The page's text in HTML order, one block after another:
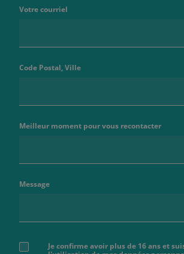
Votre courriel
Code Postal, Ville
Meilleur moment pour vous recontacter
Message
Je confirme avoir plus de 16 ans et